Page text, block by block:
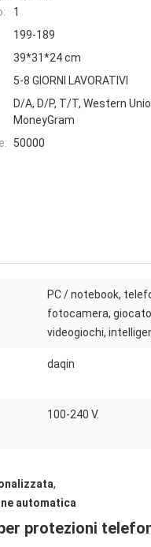
1
199-189
39*31*24 cm
5-8 GIORNI LAVORATIVI
D/A, D/P, T/T, Western
MoneyGram
50000
PC / notebook,
fotocamera,
videogiochi,
daqin
100-240 V.
,
automatica
protezioni